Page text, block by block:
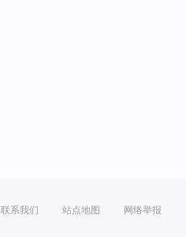
联系我们 站点地图 网络举报